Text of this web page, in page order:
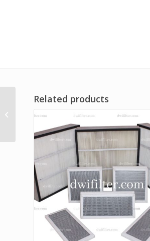
Related products
Strainer Filter for
Water Treatment